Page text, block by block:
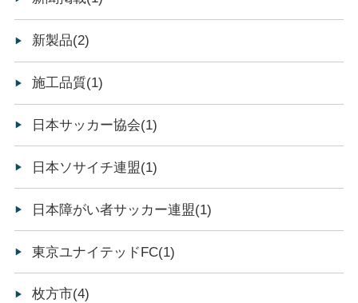
新製品(2)
施工品質(1)
日本サッカー協会(1)
日本ソサイチ連盟(1)
日本障がい者サッカー連盟(1)
東京ユナイテッドFC(1)
枚方市(4)